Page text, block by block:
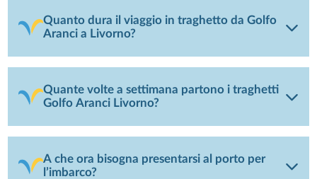
Quanto dura il viaggio in traghetto da Golfo
Aranci a Livorno?
Quante volte a settimana partono i traghetti
Golfo Aranci Livorno?
A che ora bisogna presentarsi al porto per
l’imbarco?